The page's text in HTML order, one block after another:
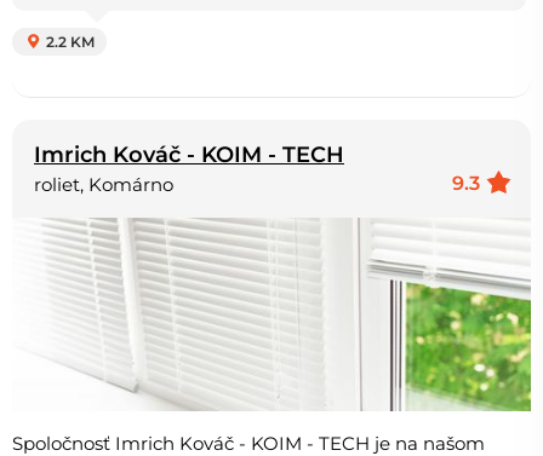
2.2 KM
Imrich Kováč - KOIM - TECH
9.3
roliet, Komárno
Spoločnosť Imrich Kováč - KOIM - TECH je na našom